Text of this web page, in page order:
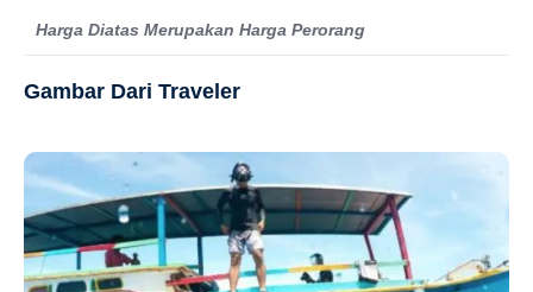
Harga Diatas Merupakan Harga Perorang
Gambar Dari Traveler